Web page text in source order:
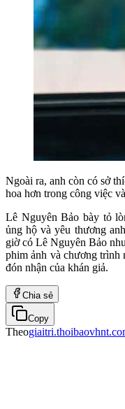
Ngoài ra, anh còn có sở
hoa hơn trong công việc
Lê Nguyên Bảo bày tỏ
ủng hộ và yêu thương
giờ có Lê Nguyên Bảo
phim ảnh và chương trình
đón nhận của khán giả.
Chia sẻ
Copy
Theo